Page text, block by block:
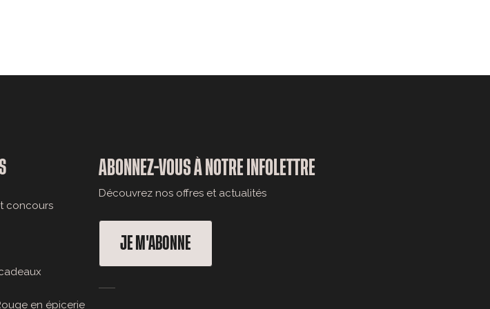
concours
en épicerie
ABONNEZ-VOUS À NOTRE INFOLETTRE
Découvrez nos offres et actualités
JE M'ABONNE